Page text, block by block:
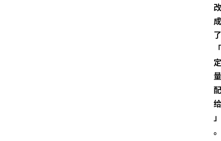
改
成
了
「
定
量
配
给
」
。